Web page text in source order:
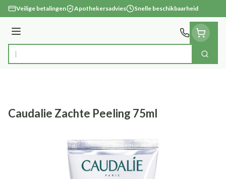
Ga naar de inhoud
Veilige betalingen Apothekersadvies Snelle beschikbaarheid
Menu
Product, merk, categorie... Zoek
Caudalie Zachte Peeling 75ml